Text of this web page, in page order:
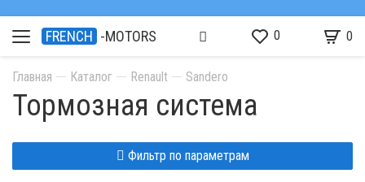
FRENCH -MOTORS 0 0
Главная Каталог Renault Sandero
Тормозная система
Фильтр по параметрам